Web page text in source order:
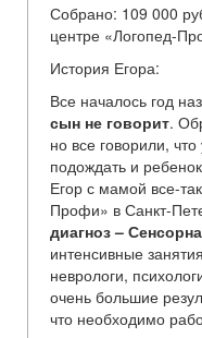
Собрано: 109 000
центре «Логопед-
История Егора:
Все началось год
сын не говорит.
но все говорили,
подождать и
Егор с мамой все-
Профи» в Санкт-
диагноз –
интенсивные
неврологи,
очень большие
что необходимо